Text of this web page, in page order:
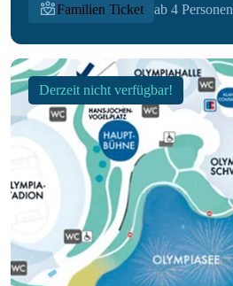
Familien Ticket
ab 4 Personen
Derzeit nicht verfügbar!